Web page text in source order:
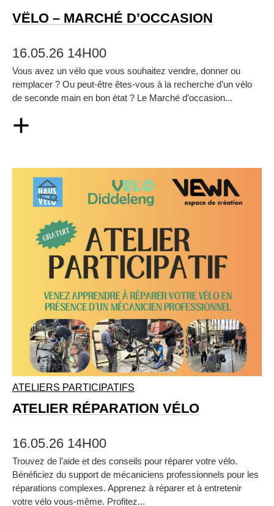
VËLO – MARCHÉ D’OCCASION
16.05.26 14H00
Vous avez un vélo que vous souhaitez vendre, donner ou
remplacer ? Ou peut‑être êtes‑vous à la recherche d’un vélo
de seconde main en bon état ? Le Marché d’occasion...
+
ATELIERS PARTICIPATIFS
ATELIER RÉPARATION VÉLO
16.05.26 14H00
Trouvez de l’aide et des conseils pour réparer votre vélo.
Bénéficiez du support de mécaniciens professionnels pour les
réparations complexes. Apprenez à réparer et à entretenir
votre vélo vous‑même. Profitez...